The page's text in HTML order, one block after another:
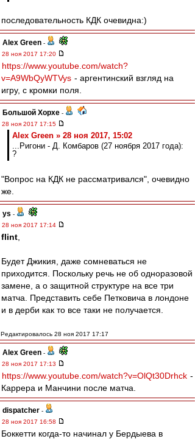
последовательность КДК очевидна:)
Alex Green -
28 ноя 2017 17:20
https://www.youtube.com/watch?
v=A9WbQyWTVys - аргентинский взгляд на
игру, с кромки поля.
Большой Хорхе -
28 ноя 2017 17:15
Alex Green » 28 ноя 2017, 15:02
...Ригони - Д. Комбаров (27 ноября 2017 года):
?
"Вопрос на КДК не рассматривался", очевидно
же.
ys -
28 ноя 2017 17:14
flint
Будет Джикия, даже сомневаться не
приходится. Поскольку речь не об одноразовой
замене, а о защитной структуре на все три
матча. Представить себе Петковича в лондоне
и в дерби как то все таки не получается.
Редактировалось 28 ноя 2017 17:17
Alex Green -
28 ноя 2017 17:13
https://www.youtube.com/watch?v=OlQt30Drhck -
Каррера и Манчини после матча.
dispatcher -
28 ноя 2017 16:58
Боккетти когда-то начинал у Бердыева в